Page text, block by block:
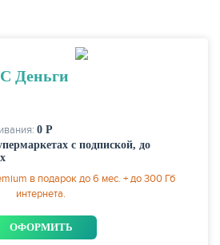
Деньги
0 Р
с подпиской, до
в подарок до 6 мес. + до 300 Гб
интернета.
ОФОРМИТЬ